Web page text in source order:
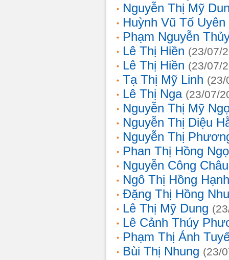
Nguyễn Thị Mỹ
Huỳnh Vũ Tố Uyên
Phạm Nguyễn
Lê Thị Hiền (23/07/
Lê Thị Hiền (23/07/
Tạ Thị Mỹ Linh (23/
Lê Thị Nga (23/07/
Nguyễn Thị Mỹ
Nguyễn Thị Diệu
Nguyễn Thị
Phan Thị Hồng
Nguyễn Công Châu
Ngô Thị Hồng Hạnh
Đặng Thị Hồng
Lê Thị Mỹ Dung
Lê Cảnh Thúy
Phạm Thị Ánh
Bùi Thị Nhung (23/